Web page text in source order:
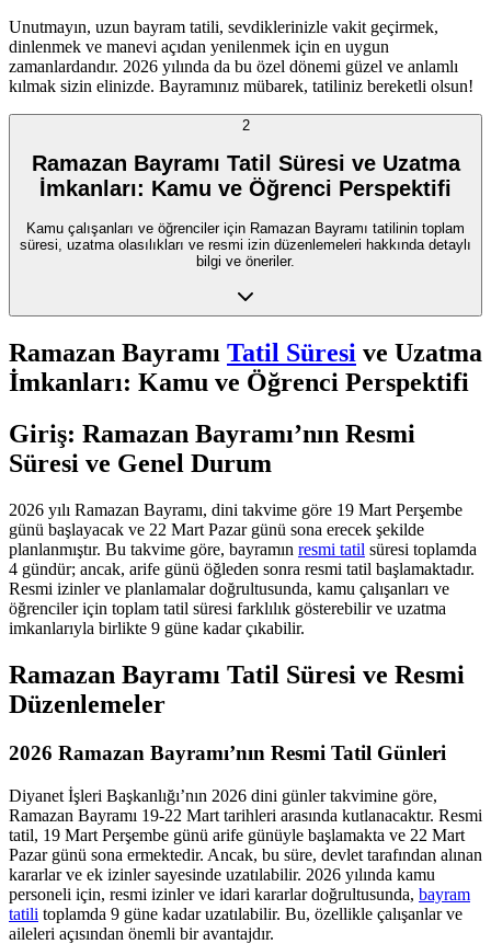
Unutmayın, uzun bayram tatili, sevdiklerinizle vakit geçirmek,
dinlenmek ve manevi açıdan yenilenmek için en uygun
zamanlardandır. 2026 yılında da bu özel dönemi güzel ve anlamlı
kılmak sizin elinizde. Bayramınız mübarek, tatiliniz bereketli olsun!
2
Ramazan Bayramı Tatil Süresi ve Uzatma
İmkanları: Kamu ve Öğrenci Perspektifi
Kamu çalışanları ve öğrenciler için Ramazan Bayramı tatilinin toplam
süresi, uzatma olasılıkları ve resmi izin düzenlemeleri hakkında detaylı
bilgi ve öneriler.
Ramazan Bayramı Tatil Süresi ve Uzatma
İmkanları: Kamu ve Öğrenci Perspektifi
Giriş: Ramazan Bayramı’nın Resmi
Süresi ve Genel Durum
2026 yılı Ramazan Bayramı, dini takvime göre 19 Mart Perşembe
günü başlayacak ve 22 Mart Pazar günü sona erecek şekilde
planlanmıştır. Bu takvime göre, bayramın resmi tatil süresi toplamda
4 gündür; ancak, arife günü öğleden sonra resmi tatil başlamaktadır.
Resmi izinler ve planlamalar doğrultusunda, kamu çalışanları ve
öğrenciler için toplam tatil süresi farklılık gösterebilir ve uzatma
imkanlarıyla birlikte 9 güne kadar çıkabilir.
Ramazan Bayramı Tatil Süresi ve Resmi
Düzenlemeler
2026 Ramazan Bayramı’nın Resmi Tatil Günleri
Diyanet İşleri Başkanlığı’nın 2026 dini günler takvimine göre,
Ramazan Bayramı 19-22 Mart tarihleri arasında kutlanacaktır. Resmi
tatil, 19 Mart Perşembe günü arife günüyle başlamakta ve 22 Mart
Pazar günü sona ermektedir. Ancak, bu süre, devlet tarafından alınan
kararlar ve ek izinler sayesinde uzatılabilir. 2026 yılında kamu
personeli için, resmi izinler ve idari kararlar doğrultusunda, bayram
tatili toplamda 9 güne kadar uzatılabilir. Bu, özellikle çalışanlar ve
aileleri açısından önemli bir avantajdır.